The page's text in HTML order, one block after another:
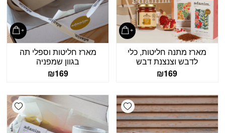
מארז מתנה חליטות, כלי
לדבש וצנצנת דבש
₪169
מארז חליטות וספלי תה
בגוון שמפניה
₪169
Add wishlist